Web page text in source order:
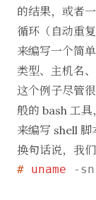
的结果，或者
循环（自动重
来编写一个简
类型、主机名
这个例子尽管
般的 bash 工
来编写 shell 脚
换句话说，我
# uname -